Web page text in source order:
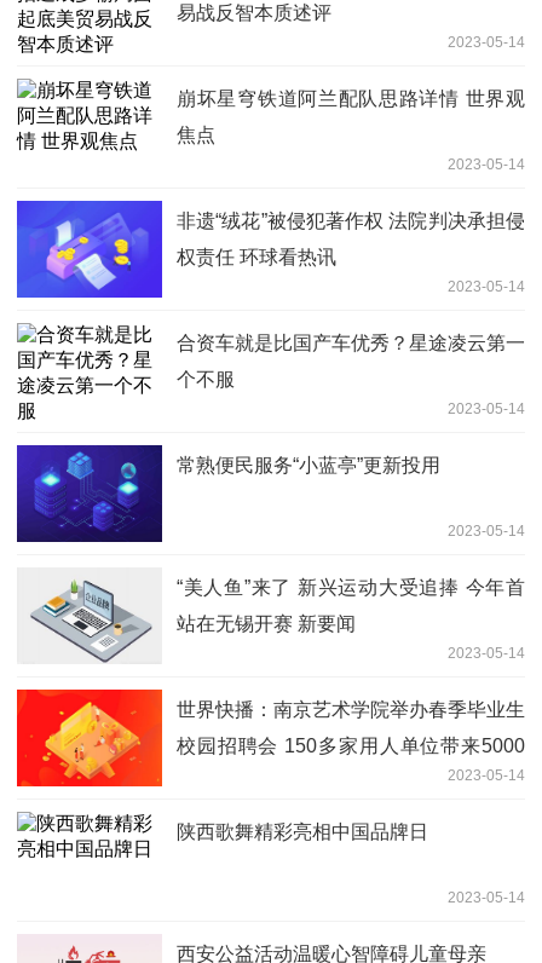
易战反智本质述评
2023-05-14
崩坏星穹铁道阿兰配队思路详情 世界观
焦点
2023-05-14
非遗“绒花”被侵犯著作权 法院判决承担侵
权责任 环球看热讯
2023-05-14
合资车就是比国产车优秀？星途凌云第一
个不服
2023-05-14
常熟便民服务“小蓝亭”更新投用
2023-05-14
“美人鱼”来了 新兴运动大受追捧 今年首
站在无锡开赛 新要闻
2023-05-14
世界快播：南京艺术学院举办春季毕业生
校园招聘会 150多家用人单位带来5000
2023-05-14
陕西歌舞精彩亮相中国品牌日
2023-05-14
西安公益活动温暖心智障碍儿童母亲